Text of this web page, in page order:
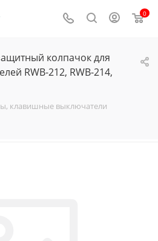
0
колпачок для
RWB-212, RWB-214,
клавишные выключатели